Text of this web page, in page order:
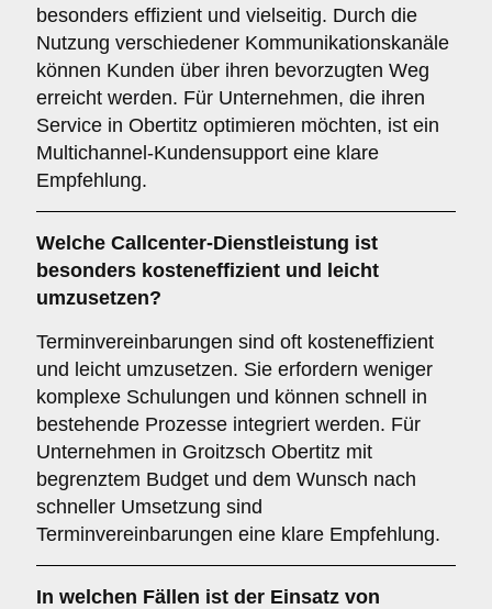
besonders effizient und vielseitig. Durch die
Nutzung verschiedener Kommunikationskanäle
können Kunden über ihren bevorzugten Weg
erreicht werden. Für Unternehmen, die ihren
Service in Obertitz optimieren möchten, ist ein
Multichannel-Kundensupport eine klare
Empfehlung.
Welche Callcenter-Dienstleistung ist
besonders kosteneffizient und leicht
umzusetzen?
Terminvereinbarungen sind oft kosteneffizient
und leicht umzusetzen. Sie erfordern weniger
komplexe Schulungen und können schnell in
bestehende Prozesse integriert werden. Für
Unternehmen in Groitzsch Obertitz mit
begrenztem Budget und dem Wunsch nach
schneller Umsetzung sind
Terminvereinbarungen eine klare Empfehlung.
In welchen Fällen ist der Einsatz von